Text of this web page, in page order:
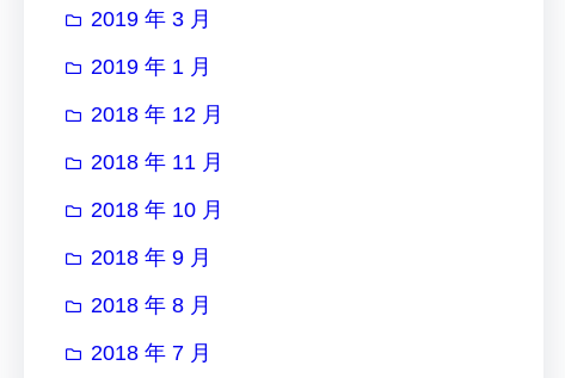
2019 年 3 月
2019 年 1 月
2018 年 12 月
2018 年 11 月
2018 年 10 月
2018 年 9 月
2018 年 8 月
2018 年 7 月